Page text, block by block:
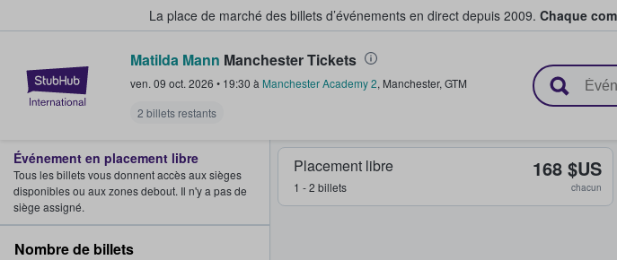
La place de marché des billets d’événements en direct depuis 2009. Chaque
StubHub - Où les fans achètent et vendent des billets
Matilda Mann Manchester Tickets
ven. 09 oct. 2026 • 19:30 à Manchester Academy 2, Manchester, GTM
2 billets restants
Placement libre
1 - 2 billets
168 $US
chacun
Événement en placement libre
Tous les billets vous donnent accès aux sièges
disponibles ou aux zones debout. Il n'y a pas de
siège assigné.
Nombre de billets